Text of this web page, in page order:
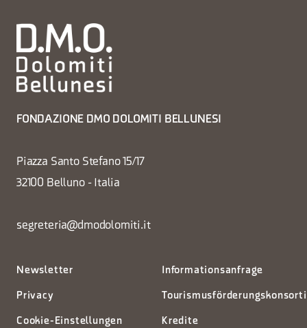
FONDAZIONE DMO DOLOMITI BELLUNESI
Piazza Santo Stefano 15/17
32100 Belluno - Italia
segreteria@dmodolomiti.it
Newsletter
Privacy
Cookie-Einstellungen
Informationsanfrage
Kredite